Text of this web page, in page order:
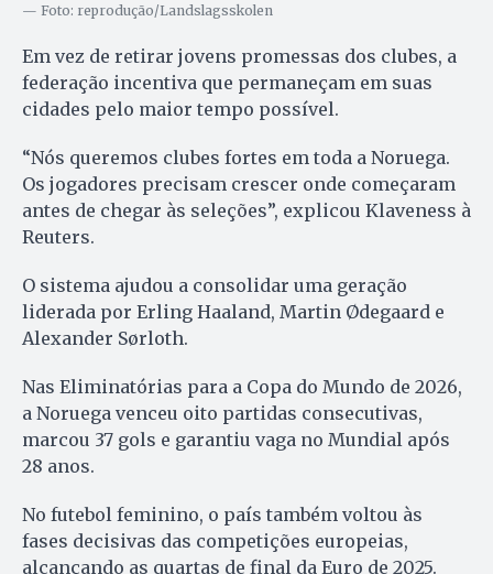
— Foto: reprodução/Landslagsskolen
Em vez de retirar jovens promessas dos clubes, a
federação incentiva que permaneçam em suas
cidades pelo maior tempo possível.
“Nós queremos clubes fortes em toda a Noruega.
Os jogadores precisam crescer onde começaram
antes de chegar às seleções”, explicou Klaveness à
Reuters.
O sistema ajudou a consolidar uma geração
liderada por Erling Haaland, Martin Ødegaard e
Alexander Sørloth.
Nas Eliminatórias para a Copa do Mundo de 2026,
a Noruega venceu oito partidas consecutivas,
marcou 37 gols e garantiu vaga no Mundial após
28 anos.
No futebol feminino, o país também voltou às
fases decisivas das competições europeias,
alcançando as quartas de final da Euro de 2025.